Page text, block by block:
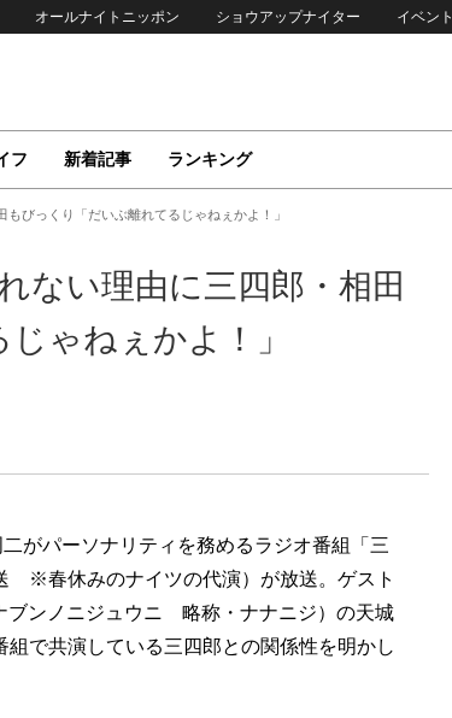
オールナイトニッポン ショウアップナイター イベント
フ 新着記事 ランキング
びっくり「だいぶ離れてるじゃねぇかよ！」
ない理由に三四郎・相田
ゃねぇかよ！」
がパーソナリティを務めるラジオ番組「三
※春休みのナイツの代演）が放送。ゲスト
ブンノニジュウニ 略称・ナナニジ）の天城
で共演している三四郎との関係性を明かし